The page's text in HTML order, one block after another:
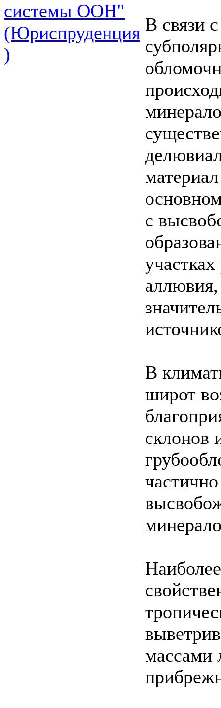
системы ООН"
(Юриспруденция
)
В связи
с
В
широт
склонов
массами